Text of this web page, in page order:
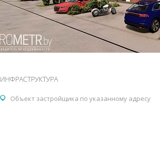
ИНФРАСТРУКТУРА
Объект застройщика по указанному адресу